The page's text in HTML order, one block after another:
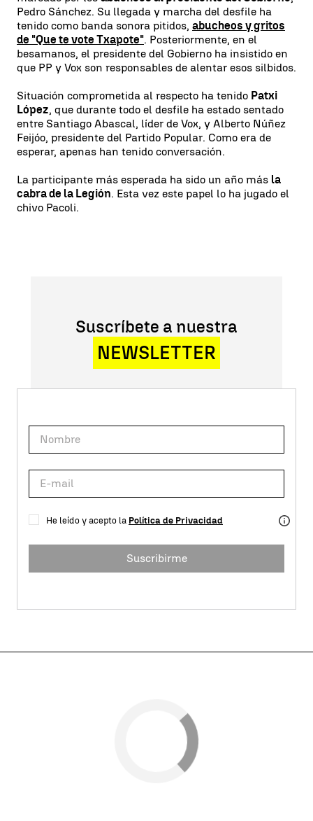
Pedro Sánchez. Su llegada y marcha del desfile ha
tenido como banda sonora pitidos, abucheos y gritos
de "Que te vote Txapote". Posteriormente, en el
besamanos, el presidente del Gobierno ha insistido en
que PP y Vox son responsables de alentar esos silbidos.
Situación comprometida al respecto ha tenido Patxi
López, que durante todo el desfile ha estado sentado
entre Santiago Abascal, líder de Vox, y Alberto Núñez
Feijóo, presidente del Partido Popular. Como era de
esperar, apenas han tenido conversación.
La participante más esperada ha sido un año más la
cabra de la Legión. Esta vez este papel lo ha jugado el
chivo Pacoli.
Suscríbete a nuestra
NEWSLETTER
He leído y acepto la Política de Privacidad
Suscribirme